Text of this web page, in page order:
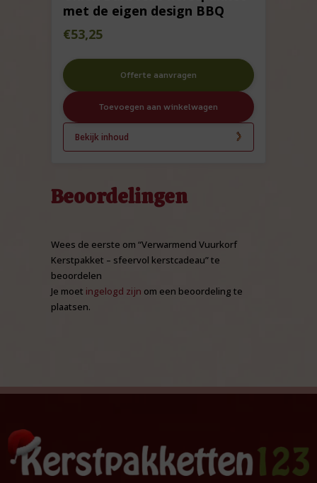
met de eigen design BBQ
€53,25
Offerte aanvragen
Toevoegen aan winkelwagen
Bekijk inhoud
Beoordelingen
Wees de eerste om “Verwarmend Vuurkorf
Kerstpakket – sfeervol kerstcadeau” te
beoordelen
Je moet ingelogd zijn om een beoordeling te
plaatsen.